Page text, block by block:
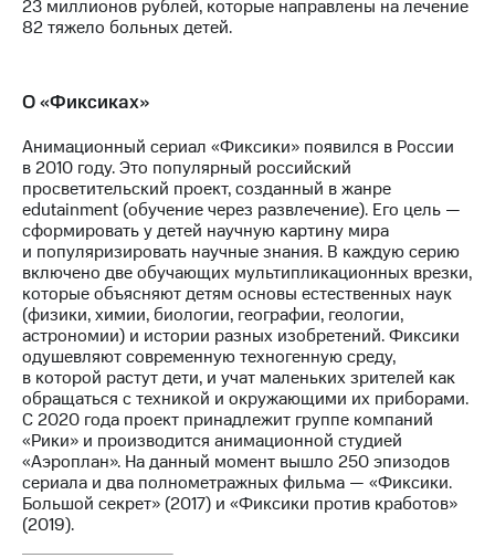
23 миллионов рублей, которые направлены на лечение
82 тяжело больных детей.
О «Фиксиках»
Анимационный сериал «Фиксики» появился в России
в 2010 году. Это популярный российский
просветительский проект, созданный в жанре
edutainment (обучение через развлечение). Его цель —
сформировать у детей научную картину мира
и популяризировать научные знания. В каждую серию
включено две обучающих мультипликационных врезки,
которые объясняют детям основы естественных наук
(физики, химии, биологии, географии, геологии,
астрономии) и истории разных изобретений. Фиксики
одушевляют современную техногенную среду,
в которой растут дети, и учат маленьких зрителей как
обращаться с техникой и окружающими их приборами.
С 2020 года проект принадлежит группе компаний
«Рики» и производится анимационной студией
«Аэроплан». На данный момент вышло 250 эпизодов
сериала и два полнометражных фильма — «Фиксики.
Большой секрет» (2017) и «Фиксики против кработов»
(2019).